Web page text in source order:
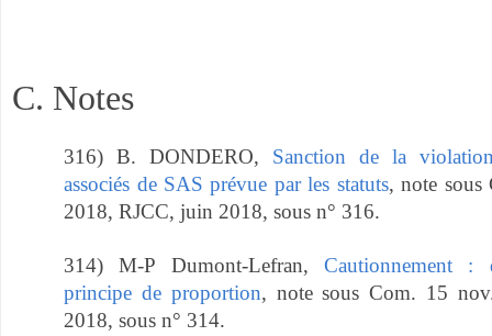
C. Notes
316) B. DONDERO, Sanction de la
associés de SAS prévue par les statuts, note sous
2018, RJCC, juin 2018, sous n° 316.
314) M-P Dumont-Lefran,Cautionnement :
principe de proportion, note sous Com. 15
2018, sous n° 314.